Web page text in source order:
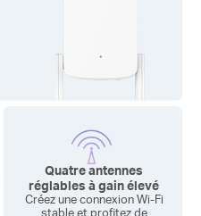
Quatre antennes
réglablesà gain élevé
Créez une connexion Wi-Fi
stable et profitez de